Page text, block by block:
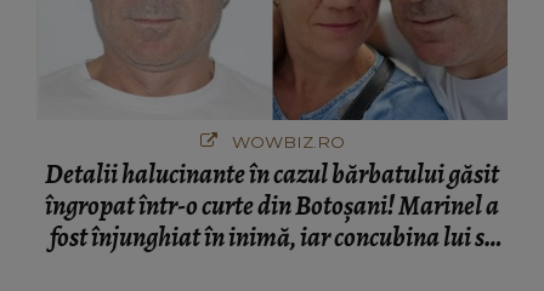
WOWBIZ.RO
Detalii halucinante în cazul bărbatului găsit
îngropat într-o curte din Botoșani! Marinel a
fost înjunghiat în inimă, iar concubina lui se